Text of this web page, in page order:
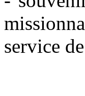
service